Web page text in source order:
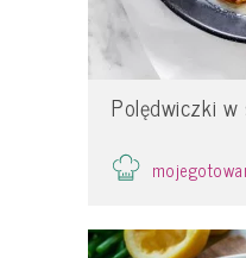
Polędwiczki